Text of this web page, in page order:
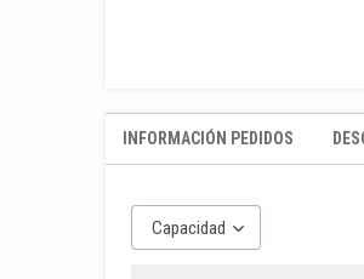
INFORMACIÓN PEDIDOS
Capacidad